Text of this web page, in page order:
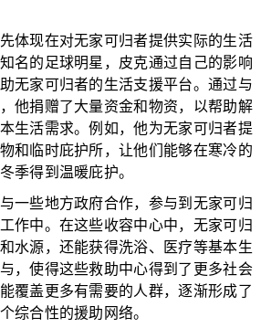
体现在对无家可归者提供实际的生活
名的足球明星，皮克通过自己的影响
无家可归者的生活支援平台。通过与
他捐赠了大量资金和物资，以帮助解
生活需求。例如，他为无家可归者提
和临时庇护所，让他们能够在寒冷的
冬季得到温暖庇护。
一些地方政府合作，参与到无家可归
作中。在这些收容中心中，无家可归
水源，还能获得洗浴、医疗等基本生
，使得这些救助中心得到了更多社会
覆盖更多有需要的人群，逐渐形成了
综合性的援助网络。